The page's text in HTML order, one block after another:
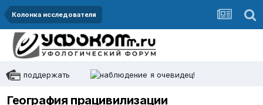
Колонка исследователя
поддержать я очевидец!
География працивилизации